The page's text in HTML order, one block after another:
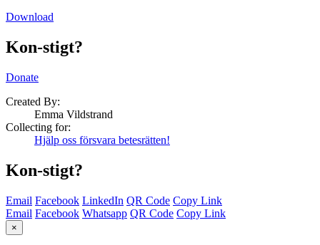
Download
Kon-stigt?
Donate
Created By:
Emma Vildstrand
Collecting for:
Hjälp oss försvara betesrätten!
Kon-stigt?
Email Facebook LinkedIn QR Code Copy Link
Email Facebook Whatsapp QR Code Copy Link
×